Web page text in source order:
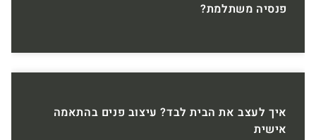
פנסיה משתלמת?
איך לעצב את הבית לבד? עיצוב פנים בהתאמה
אישית